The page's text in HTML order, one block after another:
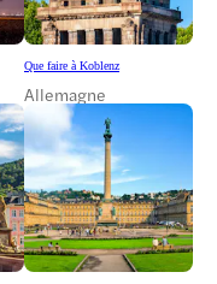
Que faire à Koblenz
Allemagne